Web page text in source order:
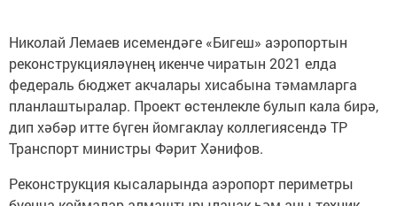
Николай Лемаев исемендәге «Бигеш» аэропортын
реконструкцияләүнең икенче чиратын 2021 елда
федераль бюджет акчалары хисабына тәмамларга
планлаштыралар. Проект өстенлекле булып кала бирә,
дип хәбәр итте бүген йомгаклау коллегиясендә ТР
Транспорт министры Фәрит Хәнифов.
Реконструкция кысаларында аэропорт периметры